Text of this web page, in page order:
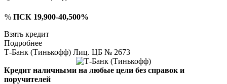
% ПСК 19,900-40,500%
Взять кредит
Подробнее
Т-Банк (Тинькофф) Лиц. ЦБ № 2673
Кредит наличными на любые цели без справок и
поручителей